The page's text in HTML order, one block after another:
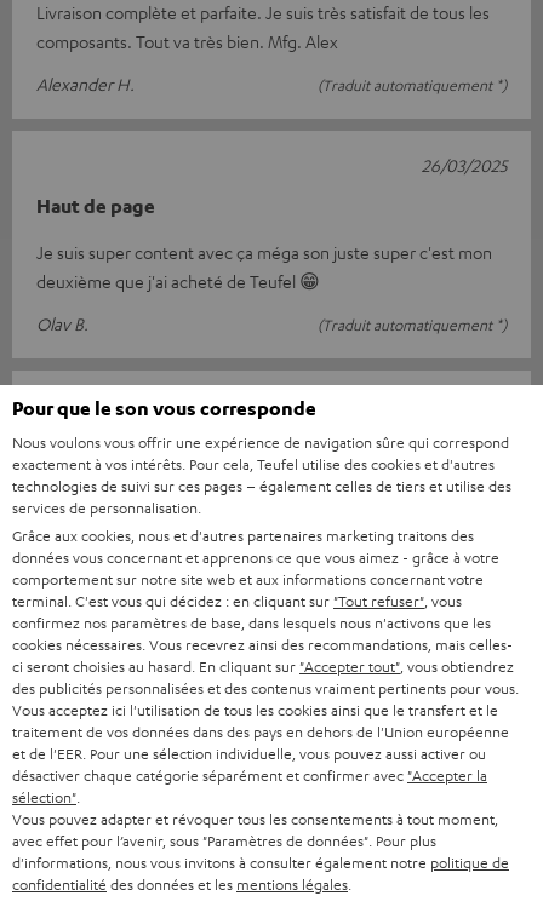
Livraison complète et parfaite. Je suis très satisfait de tous les
composants. Tout va très bien. Mfg. Alex
Alexander H.
(Traduit automatiquement *)
Haut de page
Je suis super content avec ça méga son juste super c'est mon
deuxième que j'ai acheté de Teufel 😁
Olav B.
(Traduit automatiquement *)
26/03/2025
Un son puissant pour une expérience
cinématographique unique à la maison
L'ensemble ULTIMA 40 Surround DENON X2800H pour Dolby
Atmos fait ce qu'il doit faire. Un son puissant et unique dans le
home cinéma. Désolé
Lire l’évaluation complète
André B.
(Traduit automatiquement *)
Très bonne qualité
L'ampli Denon est de très bonne qualité, facile à régler avec
son micro il fait tout tout seul. Les enceintes sont très belles et
de bonnes
Lire l’évaluation complète
Gauthier S.
19/03/2025
Pour que le son vous corresponde
Nous voulons vous offrir une expérience de navigation sûre qui correspond
exactement à vos intérêts. Pour cela, Teufel utilise des cookies et d'autres
technologies de suivi sur ces pages – également celles de tiers et utilise des
services de personnalisation.
Grâce aux cookies, nous et d'autres partenaires marketing traitons des
données vous concernant et apprenons ce que vous aimez - grâce à votre
comportement sur notre site web et aux informations concernant votre
terminal. C'est vous qui décidez : en cliquant sur "Tout refuser" , vous
confirmez nos paramètres de base, dans lesquels nous n'activons que les
cookies nécessaires. Vous recevrez ainsi des recommandations, mais celles-
ci seront choisies au hasard. En cliquant sur "Accepter tout" , vous obtiendrez
des publicités personnalisées et des contenus vraiment pertinents pour vous.
Vous acceptez ici l'utilisation de tous les cookies ainsi que le transfert et le
traitement de vos données dans des pays en dehors de l'Union européenne
et de l'EER. Pour une sélection individuelle, vous pouvez aussi activer ou
désactiver chaque catégorie séparément et confirmer avec "Accepter la
sélection"
Vous pouvez adapter et révoquer tous les consentements à tout moment,
avec effet pour l’avenir, sous "Paramètres de données". Pour plus
d'informations, nous vous invitons à consulter également notre politique de
confidentialité des données et les mentions légales